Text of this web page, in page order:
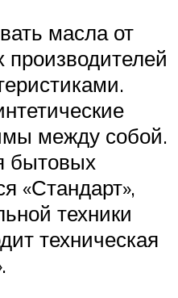
масла от
между собой.
бытовых
«Стандарт»,
техники
техническая